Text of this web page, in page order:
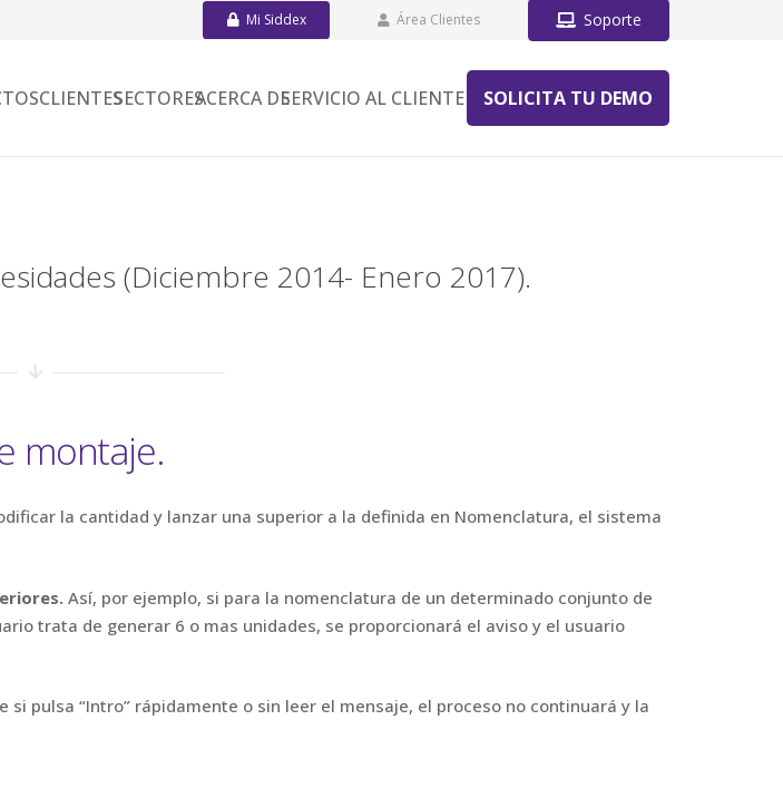
Mi Siddex Área Clientes Soporte
CLIENTESSECTORESACERCA DESERVICIO AL CLIENTE SOLICITA TU DEMO
(Diciembre 2014- Enero 2017).
montaje.
la cantidad y lanzar una superior a la definida en Nomenclatura, el sistema
Así, por ejemplo, si para la nomenclatura de un determinado conjunto de
trata de generar 6 o mas unidades, se proporcionará el aviso y el usuario
si pulsa “Intro” rápidamente o sin leer el mensaje, el proceso no continuará y la